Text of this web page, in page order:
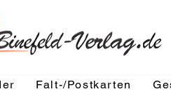
Falt-/Postkarten